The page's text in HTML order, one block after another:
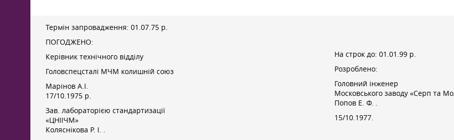
Термін запровадження: 01.07.75 р.
ПОГОДЖЕНО:
Керівник технічного відділу
Головспецсталі МЧМ колишній союз
Марінов А.І.
17/10.1975 р.
Зав. лабораторією стандартизації
«ЦНІІЧМ»
Коляснікова Р. І. .
На строк до: 01.01.99 р.
Розроблено:
Головний інженер
Московського заводу «Серп та
Попов Е. Ф. .
15/10.1977.